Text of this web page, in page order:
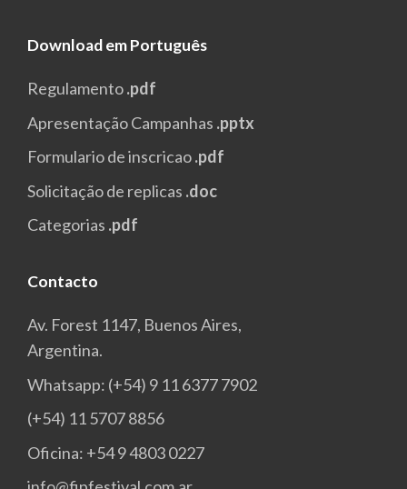
Download em Português
Regulamento.pdf
Apresentação Campanhas .pptx
Formulario de inscricao.pdf
Solicitação de replicas .doc
Categorias .pdf
Contacto
Av. Forest 1147, Buenos Aires,
Argentina.
Whatsapp: (+54) 9 11 6377 7902
(+54) 11 5707 8856
Oficina: +54 9 4803 0227